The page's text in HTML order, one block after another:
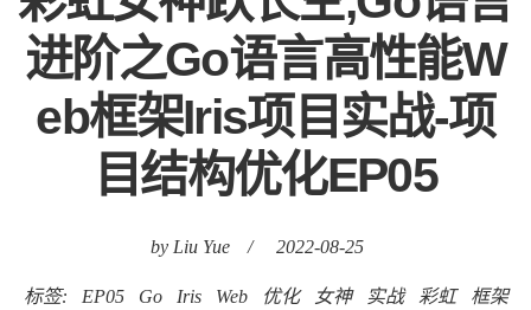
进阶之Go语言高性能W
eb框架Iris项目实战-项
目结构优化EP05
by Liu Yue / 2022-08-25
标签: EP05 Go Iris Web 优化 女神 实战 彩虹
框架